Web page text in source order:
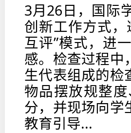
3月26日，国际
创新工作方式
互评”模式，进
感。检查过程中
生代表组成的检
物品摆放规整
分，并现场向学
教育引导...